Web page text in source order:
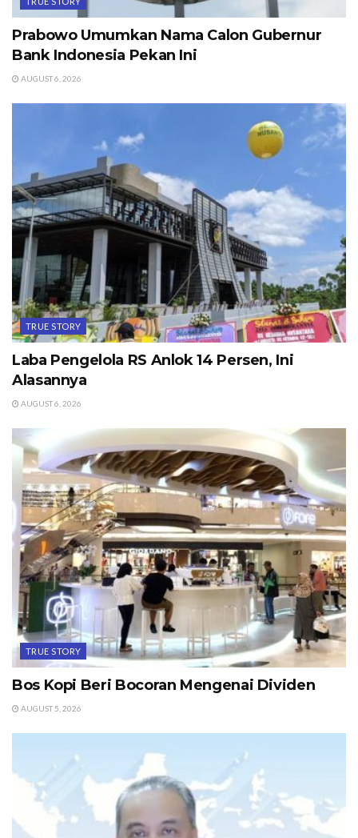
Prabowo Umumkan Nama Calon Gubernur
Bank Indonesia Pekan Ini
AUGUST 6, 2026
TRUE STORY
Laba Pengelola RS Anlok 14 Persen, Ini
Alasannya
AUGUST 6, 2026
TRUE STORY
Bos Kopi Beri Bocoran Mengenai Dividen
AUGUST 5, 2026